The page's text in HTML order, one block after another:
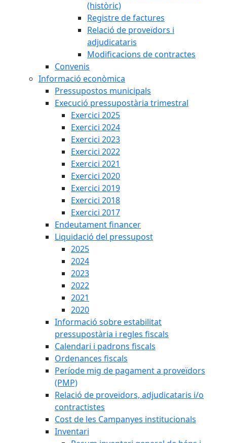
(històric)
Registre de factures
Relació de proveïdors i
adjudicataris
Modificacions de contractes
Convenis
Informació econòmica
Pressupostos municipals
Execució pressupostària trimestral
Exercici 2025
Exercici 2024
Exercici 2023
Exercici 2022
Exercici 2021
Exercici 2020
Exercici 2019
Exercici 2018
Exercici 2017
Endeutament financer
Liquidació del pressupost
2025
2024
2023
2022
2021
2020
Informació sobre estabilitat
pressupostària i regles fiscals
Calendari i padrons fiscals
Ordenances fiscals
Període mig de pagament a proveïdors
(PMP)
Relació de proveïdors, adjudicataris i/o
contractistes
Cost de les Campanyes institucionals
Inventari